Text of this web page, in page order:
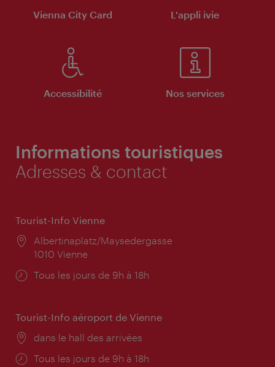
Vienna City Card L'appli ivie
Accessibilité Nos services
Informations touristiques
Adresses & contact
Tourist-Info Vienne
Lieu:
Albertinaplatz/Maysedergasse
1010 Vienne
Horaires
Tous les jours de 9h à 18h
Tourist-Info aéroport de Vienne
Lieu:
dans le hall des arrivées
Horaires
Tous les jours de 9h à 18h